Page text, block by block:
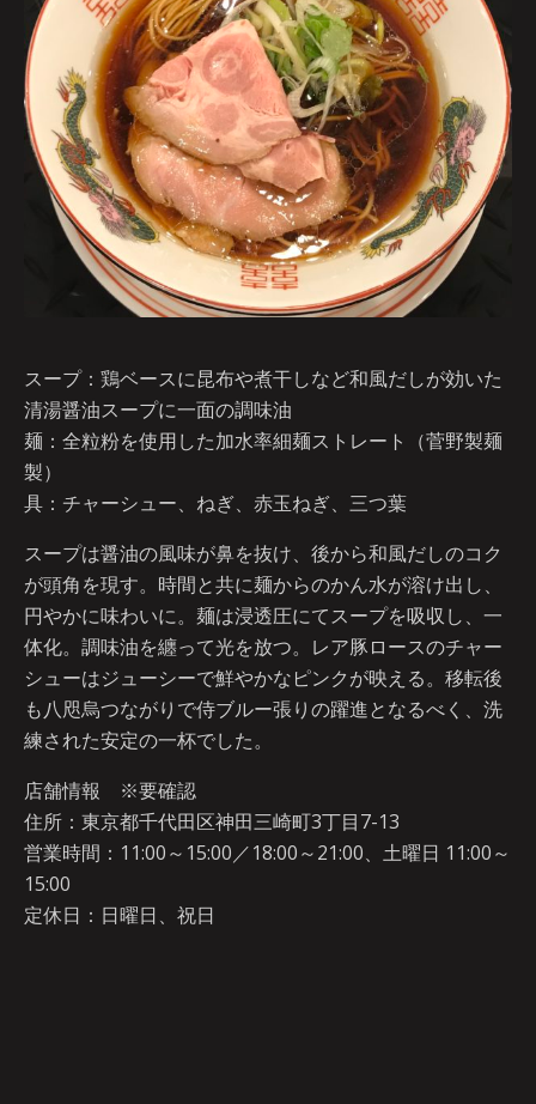
スープ：鶏ベースに昆布や煮干しなど和風だしが効いた
清湯醤油スープに一面の調味油
麺：全粒粉を使用した加水率細麺ストレート（菅野製麺
製）
具：チャーシュー、ねぎ、赤玉ねぎ、三つ葉
スープは醤油の風味が鼻を抜け、後から和風だしのコク
が頭角を現す。時間と共に麺からのかん水が溶け出し、
円やかに味わいに。麺は浸透圧にてスープを吸収し、一
体化。調味油を纏って光を放つ。レア豚ロースのチャー
シューはジューシーで鮮やかなピンクが映える。移転後
も八咫烏つながりで侍ブルー張りの躍進となるべく、洗
練された安定の一杯でした。
店舗情報 ※要確認
住所：東京都千代田区神田三崎町3丁目7-13
営業時間：11:00～15:00／18:00～21:00、土曜日 11:00～
15:00
定休日：日曜日、祝日